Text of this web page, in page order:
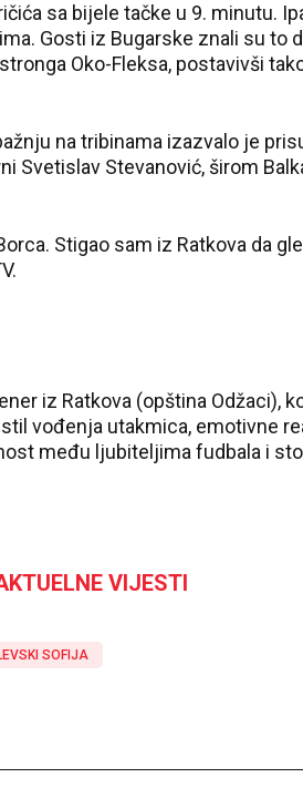
sa bijele tačke u 9. minutu.
Gosti iz Bugarske znali su to
Oko-Fleksa, postavivši
na tribinama izazvalo je
Svetislav Stevanović, širom
Stigao sam iz Ratkova da
iz Ratkova (opština Odžaci),
vođenja utakmica, emotivne
među ljubiteljima fudbala i
VIJESTI
SOFIJA